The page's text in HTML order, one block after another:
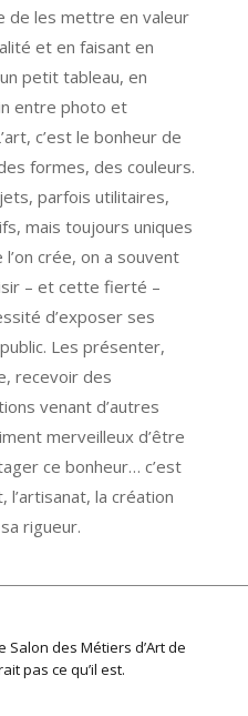
de les mettre en valeur
et en faisant en
petit tableau, en
entre photo et
c’est le bonheur de
formes, des couleurs.
parfois utilitaires,
mais toujours uniques
crée, on a souvent
– et cette fierté –
d’exposer ses
Les présenter,
recevoir des
venant d’autres
merveilleux d’être
ce bonheur… c’est
l’artisanat, la création
rigueur.
Salon des Métiers d’Art de
pas ce qu’il est.